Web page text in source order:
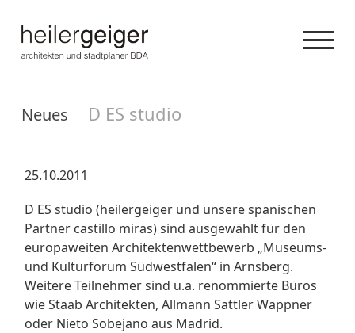
Neues D ES studio
25.10.2011
D ES studio (heilergeiger und unsere spanischen
Partner castillo miras) sind ausgewählt für den
europaweiten Architektenwettbewerb „Museums-
und Kulturforum Südwestfalen“ in Arnsberg.
Weitere Teilnehmer sind u.a. renommierte Büros
wie Staab Architekten, Allmann Sattler Wappner
oder Nieto Sobejano aus Madrid.